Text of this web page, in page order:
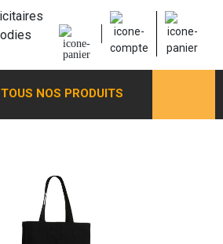
TOUS NOS PRODUITS